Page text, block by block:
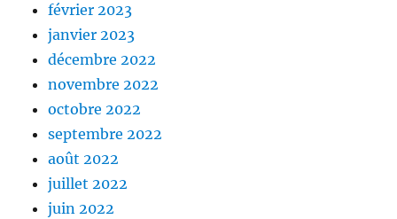
février 2023
janvier 2023
décembre 2022
novembre 2022
octobre 2022
septembre 2022
août 2022
juillet 2022
juin 2022